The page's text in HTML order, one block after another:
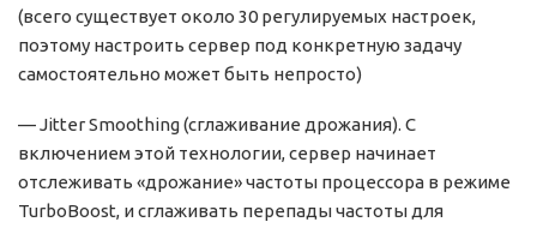
(всего существует около 30 регулируемых настроек,
поэтому настроить сервер под конкретную задачу
самостоятельно может быть непросто)
— Jitter Smoothing (сглаживание дрожания). С
включением этой технологии, сервер начинает
отслеживать «дрожание» частоты процессора в режиме
TurboBoost, и сглаживать перепады частоты для